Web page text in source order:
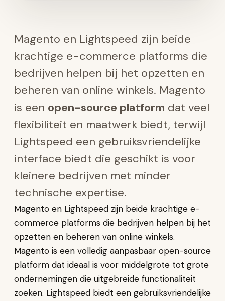
Magento en Lightspeed zijn beide
krachtige e-commerce platforms die
bedrijven helpen bij het opzetten en
beheren van online winkels. Magento
is een open-source platform dat veel
flexibiliteit en maatwerk biedt, terwijl
Lightspeed een gebruiksvriendelijke
interface biedt die geschikt is voor
kleinere bedrijven met minder
technische expertise.
Magento en Lightspeed zijn beide krachtige e-
commerce platforms die bedrijven helpen bij het
opzetten en beheren van online winkels.
Magento is een volledig aanpasbaar open-source
platform dat ideaal is voor middelgrote tot grote
ondernemingen die uitgebreide functionaliteit
zoeken. Lightspeed biedt een gebruiksvriendelijke